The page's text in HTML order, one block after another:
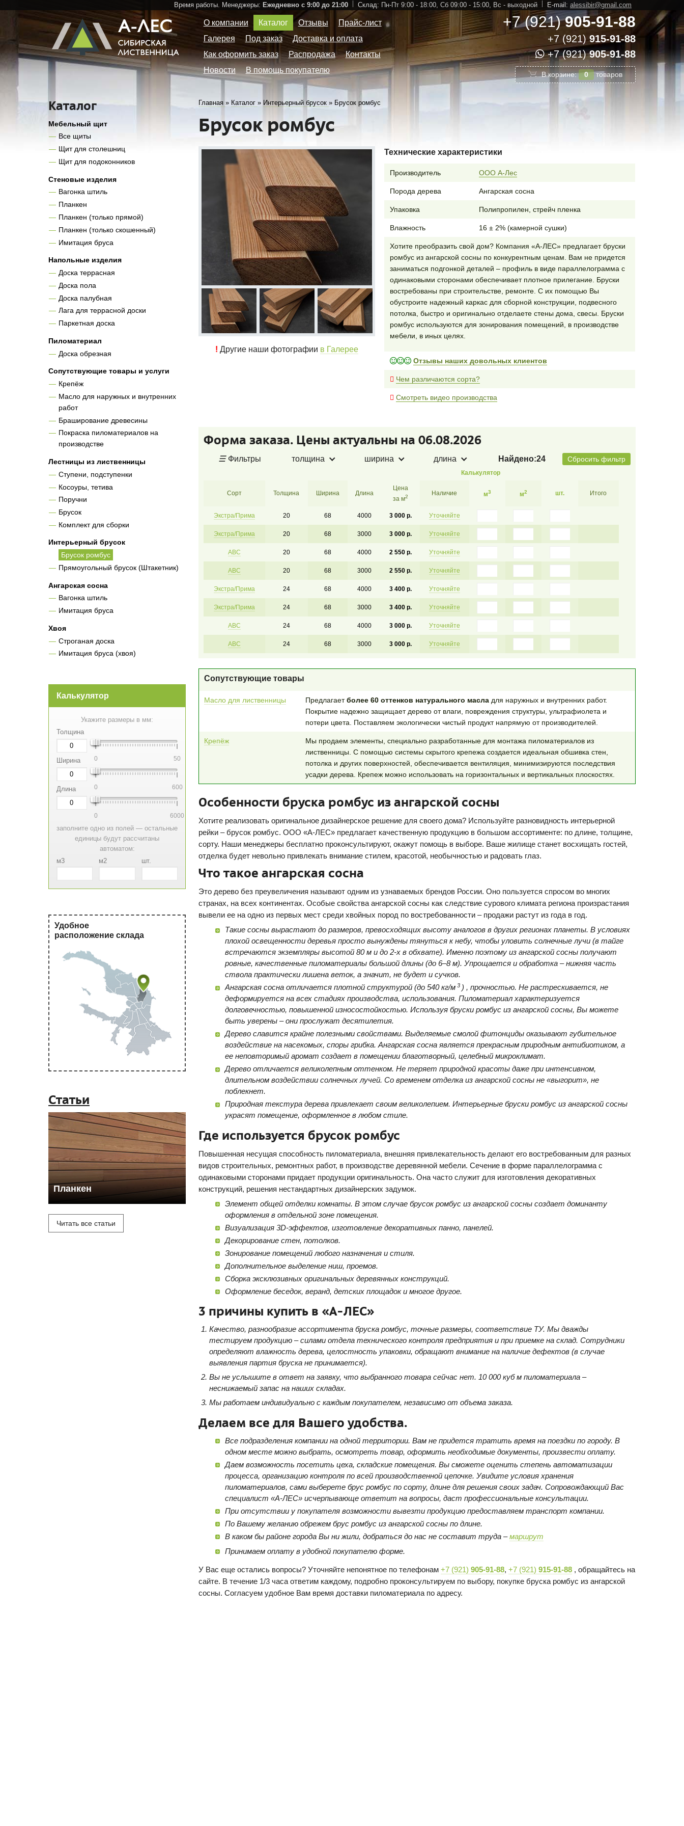
Время работы. Менеджеры: Ежедневно с 9:00 до 21:00 Склад: Пн-Пт 9:00 - 18:00, Сб 09:00 - 15:00, Вс - выходной E-mail: alessibir@gmail.com
О компании Каталог Отзывы
Прайс-лист
Галерея
Под заказ
Доставка и оплата
Как оформить заказ
Распродажа
Контакты
Новости
В помощь покупателю
+7 (921)905-91-88
+7 (921)915-91-88
+7 (921)905-91-88
В корзине: 0 товаров
Каталог
Мебельный щит
Все щиты
Щит для столешниц
Щит для подоконников
Стеновые изделия
Вагонка штиль
Планкен
Планкен (только прямой)
Планкен (только скошенный)
Имитация бруса
Напольные изделия
Доска террасная
Доска пола
Доска палубная
Лага для террасной доски
Паркетная доска
Пиломатериал
Доска обрезная
Сопутствующие товары и услуги
Крепёж
Масло для наружных и внутренних
работ
Браширование древесины
Покраска пиломатериалов на
производстве
Лестницы из лиственницы
Ступени, подступенки
Косоуры, тетива
Поручни
Брусок
Комплект для сборки
Интерьерный брусок
Брусок ромбус
Прямоугольный брусок (Штакетник)
Ангарская сосна
Вагонка штиль
Имитация бруса
Хвоя
Строганая доска
Имитация бруса (хвоя)
Калькулятор
Укажите размеры в мм:
Толщина
0 50
Ширина
0 600
Длина
0 6000
заполните одно из полей — остальные
единицы будут рассчитаны
автоматом:
м3
м2 шт.
Удобное
расположение склада
Статьи
Планкен
Читать все статьи
Главная » Каталог » Интерьерный брусок » Брусок ромбус
Брусок ромбус
! Другие наши фотографии в Галерее
Технические характеристики
Производитель ООО А-Лес
Порода дерева Ангарская сосна
Упаковка Полипропилен, стрейч пленка
Влажность 16 ± 2% (камерной сушки)
Хотите преобразить свой дом? Компания «А-ЛЕС» предлагает бруски
ромбус из ангарской сосны по конкурентным ценам. Вам не придется
заниматься подгонкой деталей – профиль в виде параллелограмма с
одинаковыми сторонами обеспечивает плотное прилегание. Бруски
востребованы при строительстве, ремонте. С их помощью Вы
обустроите надежный каркас для сборной конструкции, подвесного
потолка, быстро и оригинально отделаете стены дома, свесы. Бруски
ромбус используются для зонирования помещений, в производстве
мебели, в иных целях.
Отзывы наших довольных клиентов
Чем различаются сорта?
Смотреть видео производства
Форма заказа. Цены актуальны на 06.08.2026
☰ Фильтры толщина ширина длина Найдено:24 Сбросить фильтр
Калькулятор
Сорт Толщина Ширина Длина
Цена
за м2 Наличие м3 м2 шт. Итого
Экстра/Прима 20 68 4000 3 000 р. Уточняйте
Экстра/Прима 20 68 3000 3 000 р. Уточняйте
АВС 20 68 4000 2 550 р. Уточняйте
АВС 20 68 3000 2 550 р. Уточняйте
Экстра/Прима 24 68 4000 3 400 р. Уточняйте
Экстра/Прима 24 68 3000 3 400 р. Уточняйте
АВС 24 68 4000 3 000 р. Уточняйте
АВС 24 68 3000 3 000 р. Уточняйте
Сопутствующие товары
Масло для лиственницы Предлагаетболее 60 оттенков натурального масла для наружных и внутренних работ.
Покрытие надежно защищает дерево от влаги, повреждения структуры, ультрафиолета и
потери цвета. Поставляем экологически чистый продукт напрямую от производителей.
Крепёж
Мы продаем элементы, специально разработанные для монтажа пиломатериалов из
лиственницы. С помощью системы скрытого крепежа создается идеальная обшивка стен,
потолка и других поверхностей, обеспечивается вентиляция, минимизируются последствия
усадки дерева. Крепеж можно использовать на горизонтальных и вертикальных плоскостях.
Особенности бруска ромбус из ангарской сосны
Хотите реализовать оригинальное дизайнерское решение для своего дома? Используйте разновидность интерьерной
рейки – брусок ромбус. ООО «А-ЛЕС» предлагает качественную продукцию в большом ассортименте: по длине, толщине,
сорту. Наши менеджеры бесплатно проконсультируют, окажут помощь в выборе. Ваше жилище станет восхищать гостей,
отделка будет невольно привлекать внимание стилем, красотой, необычностью и радовать глаз.
Что такое ангарская сосна
Это дерево без преувеличения называют одним из узнаваемых брендов России. Оно пользуется спросом во многих
странах, на всех континентах. Особые свойства ангарской сосны как следствие сурового климата региона произрастания
вывели ее на одно из первых мест среди хвойных пород по востребованности – продажи растут из года в год.
Такие сосны вырастают до размеров, превосходящих высоту аналогов в других регионах планеты. В условиях
плохой освещенности деревья просто вынуждены тянуться к небу, чтобы уловить солнечные лучи (в тайге
встречаются экземпляры высотой 80 м и до 2-х в обхвате). Именно поэтому из ангарской сосны получают
ровные, качественные пиломатериалы большой длины (до 6–8 м). Упрощается и обработка – нижняя часть
ствола практически лишена веток, а значит, не будет и сучков.
Ангарская сосна отличается плотной структурой (до 540 кг/м 3 ) , прочностью. Не растрескивается, не
деформируется на всех стадиях производства, использования. Пиломатериал характеризуется
долговечностью, повышенной износостойкостью. Используя бруски ромбус из ангарской сосны, Вы можете
быть уверены – они прослужат десятилетия.
Дерево славится крайне полезными свойствами. Выделяемые смолой фитонциды оказывают губительное
воздействие на насекомых, споры грибка. Ангарская сосна является прекрасным природным антибиотиком, а
ее неповторимый аромат создает в помещении благотворный, целебный микроклимат.
Дерево отличается великолепным оттенком. Не теряет природной красоты даже при интенсивном,
длительном воздействии солнечных лучей. Со временем отделка из ангарской сосны не «выгорит», не
поблекнет.
Природная текстура дерева привлекает своим великолепием. Интерьерные бруски ромбус из ангарской сосны
украсят помещение, оформленное в любом стиле.
Где используется брусок ромбус
Повышенная несущая способность пиломатериала, внешняя привлекательность делают его востребованным для разных
видов строительных, ремонтных работ, в производстве деревянной мебели. Сечение в форме параллелограмма с
одинаковыми сторонами придает продукции оригинальность. Она часто служит для изготовления декоративных
конструкций, решения нестандартных дизайнерских задумок.
Элемент общей отделки комнаты. В этом случае брусок ромбус из ангарской сосны создает доминанту
оформления в отдельной зоне помещения.
Визуализация 3D-эффектов, изготовление декоративных панно, панелей.
Декорирование стен, потолков.
Зонирование помещений любого назначения и стиля.
Дополнительное выделение ниш, проемов.
Сборка эксклюзивных оригинальных деревянных конструкций.
Оформление беседок, веранд, детских площадок и многое другое.
3 причины купить в «А-ЛЕС»
Качество, разнообразие ассортимента бруска ромбус, точные размеры, соответствие ТУ. Мы дважды
тестируем продукцию – силами отдела технического контроля предприятия и при приемке на склад. Сотрудники
определяют влажность дерева, целостность упаковки, обращают внимание на наличие дефектов (в случае
выявления партия бруска не принимается).
Вы не услышите в ответ на заявку, что выбранного товара сейчас нет. 10 000 куб м пиломатериала –
неснижаемый запас на наших складах.
Мы работаем индивидуально с каждым покупателем, независимо от объема заказа.
Делаем все для Вашего удобства.
Все подразделения компании на одной территории. Вам не придется тратить время на поездки по городу. В
одном месте можно выбрать, осмотреть товар, оформить необходимые документы, произвести оплату.
Даем возможность посетить цеха, складские помещения. Вы сможете оценить степень автоматизации
процесса, организацию контроля по всей производственной цепочке. Увидите условия хранения
пиломатериалов, сами выберете брус ромбус по сорту, длине для решения своих задач. Сопровождающий Вас
специалист «А-ЛЕС» исчерпывающе ответит на вопросы, даст профессиональные консультации.
При отсутствии у покупателя возможности вывезти продукцию предоставляем транспорт компании.
По Вашему желанию обрежем брус ромбус из ангарской сосны по длине.
В каком бы районе города Вы ни жили, добраться до нас не составит труда –маршрут
Принимаем оплату в удобной покупателю форме.
У Вас еще остались вопросы? Уточняйте непонятное по телефонам +7 (921) 905-91-88, +7 (921) 915-91-88, обращайтесь на
сайте. В течение 1/3 часа ответим каждому, подробно проконсультируем по выбору, покупке бруска ромбус из ангарской
сосны. Согласуем удобное Вам время доставки пиломатериала по адресу.